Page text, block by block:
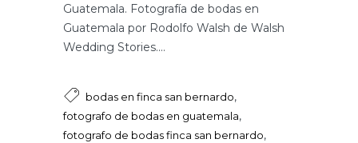
Guatemala. Fotografía de bodas en
Guatemala por Rodolfo Walsh de Walsh
Wedding Stories....
bodas en finca san bernardo,
fotografo de bodas en guatemala,
fotografo de bodas finca san bernardo,